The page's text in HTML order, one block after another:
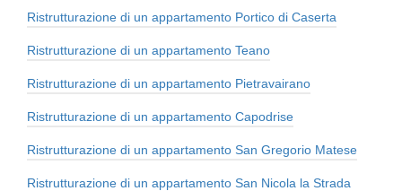
Ristrutturazione di un appartamento Portico di Caserta
Ristrutturazione di un appartamento Teano
Ristrutturazione di un appartamento Pietravairano
Ristrutturazione di un appartamento Capodrise
Ristrutturazione di un appartamento San Gregorio Matese
Ristrutturazione di un appartamento San Nicola la Strada